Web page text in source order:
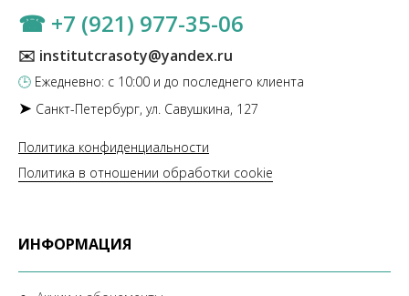
☎ +7 (921) 977-35-06
✉️ institutcrasoty@yandex.ru
🕒 Ежедневно: с 10:00 и до последнего клиента
➤ Санкт-Петербург, ул. Савушкина, 127
Политика конфиденциальности
Политика в отношении обработки cookie
ИНФОРМАЦИЯ